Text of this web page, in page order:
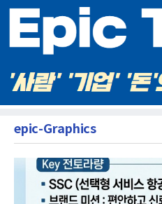
epic-Graphics